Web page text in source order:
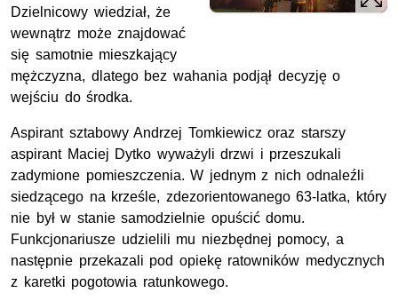
Dzielnicowy wiedział, że
wewnątrz może znajdować
się samotnie mieszkający
mężczyzna, dlatego bez wahania podjął decyzję o
wejściu do środka.
Aspirant sztabowy Andrzej Tomkiewicz oraz starszy
aspirant Maciej Dytko wyważyli drzwi i przeszukali
zadymione pomieszczenia. W jednym z nich odnaleźli
siedzącego na krześle, zdezorientowanego 63-latka, który
nie był w stanie samodzielnie opuścić domu.
Funkcjonariusze udzielili mu niezbędnej pomocy, a
następnie przekazali pod opiekę ratowników medycznych
z karetki pogotowia ratunkowego.